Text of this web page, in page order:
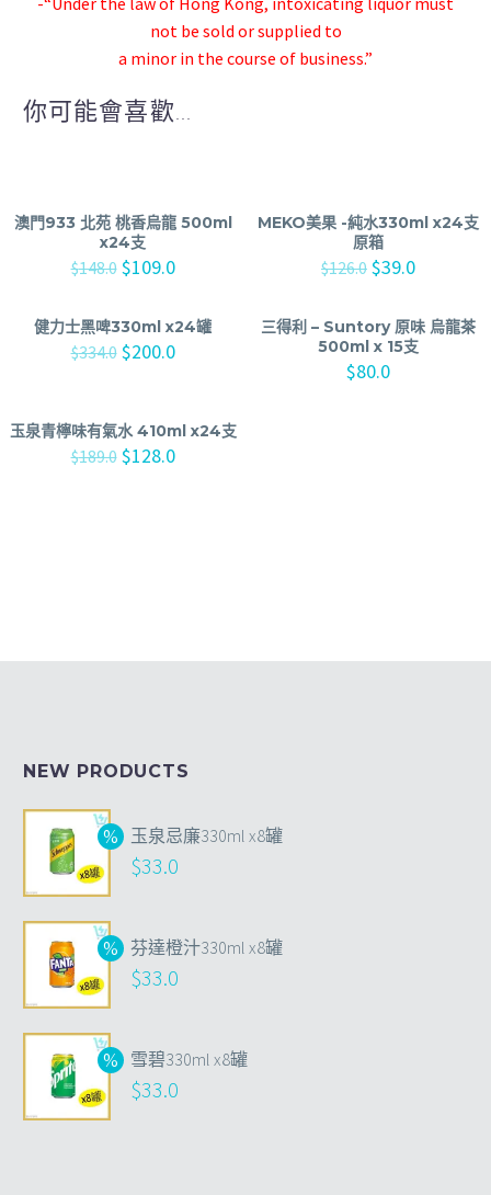
not be sold or supplied to
a minor in the course of business.”
你可能會喜歡...
澳門933 北苑 桃香烏龍 500ml
x24支
$148.0 $109.0
MEKO美果 -純水330ml x24支
原箱
$126.0 $39.0
健力士黑啤330ml x24罐
$334.0 $200.0
三得利 – Suntory 原味 烏龍茶
500ml x 15支
$80.0
玉泉青檸味有氣水 410ml x24支
$189.0 $128.0
NEW PRODUCTS
玉泉忌廉330ml x8罐
$33.0
芬達橙汁330ml x8罐
$33.0
雪碧330ml x8罐
$33.0